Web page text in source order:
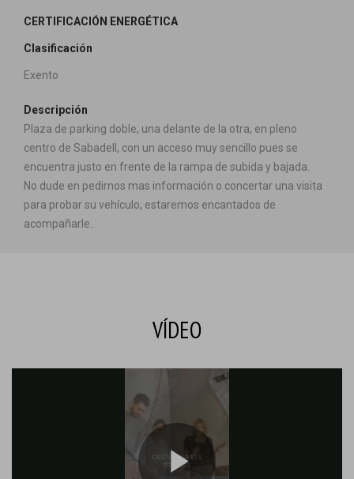
CERTIFICACIÓN ENERGÉTICA
Clasificación
Exento
Descripción
Plaza de parking doble, una delante de la otra, en pleno
centro de Sabadell, con un acceso muy sencillo pues se
encuentra justo en frente de la rampa de subida y bajada.
No dude en pedirnos mas información o concertar una visita
para probar su vehículo, estaremos encantados de
acompañarle..
VÍDEO